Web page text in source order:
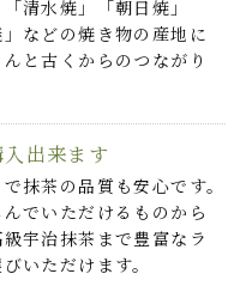
清水焼」「朝日焼」
」などの焼き物の産地に
と古くからのつながり
出来ます
抹茶の品質も安心です。
でいただけるものから
宇治抹茶まで豊富なラ
いただけます。